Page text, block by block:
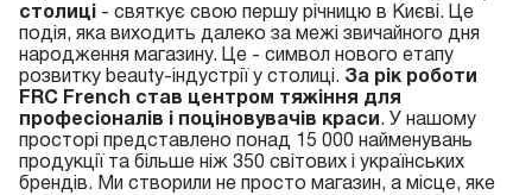
столиці - святкує свою першу річницю в Києві. Це
подія, яка виходить далеко за межі звичайного дня
народження магазину. Це - символ нового етапу
розвитку beauty-індустрії у столиці. За рік роботи
FRC French став центром тяжіння для
професіоналів і поціновувачів краси . У нашому
просторі представлено понад 15 000 найменувань
продукції та більше ніж 350 світових і українських
брендів. Ми створили не просто магазин, а місце, яке